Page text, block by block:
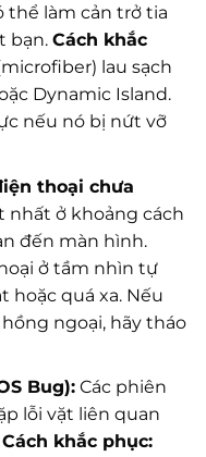
thể làm cản trở tia
bạn. Cách khắc
lau sạch
Dynamic Island.
nếu nó bị nứt vỡ
thoại chưa
nhất ở khoảng cách
đến màn hình.
ở tầm nhìn tự
hoặc quá xa. Nếu
ngoại, hãy tháo
Bug):Các phiên
lỗi vặt liên quan
Cách khắc phục: